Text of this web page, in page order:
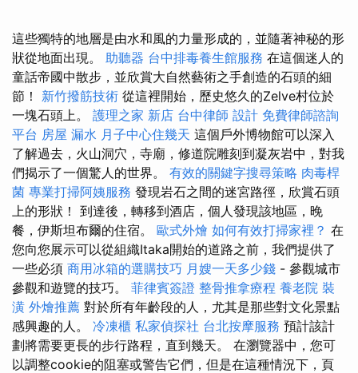
這些獨特的地層是由水和風的力量形成的，並隨著神秘的形
狀從地面出現。 助聽器 台中排毒養生館服務 在這個迷人的
童話帝國中散步，並欣賞大自然藝術之手創造的石頭的細
節！ 新竹撥筋技術 從這裡開始，歷史悠久的Zelve村位於
一塊石頭上。 護理之家 新店 台中律師 設計 免費律師諮詢
平台 房屋 漏水 月子中心住幾天 這個戶外博物館可以深入
了解過去，火山洞穴，寺廟，修道院雕刻到凝灰岩中，對我
們揭示了一個驚人的世界。 有效的關鍵字搜尋策略 肉毒桿
菌 專業打掃阿姨服務 發現岩石之間的迷宮路徑，欣賞石頭
上的形狀！ 到達後，轉移到酒店，個人發現該地區，晚
餐，伊斯坦布爾的住宿。 歐式外燴 如何有效打掃家裡？ 在
您向您展示可以從組織Itaka開始的道路之前，我們提供了
一些必須 商用冰箱的選購技巧 月嫂一天多少錢 - 參觀城市
參觀和遊覽的技巧。 菲律賓簽證 整骨推拿療程 養老院 裝
潢 外燴推薦 對於所有年齡段的人，尤其是那些對文化景點
感興趣的人。 冷凍櫃 私家偵探社 台北按摩服務 預計該計
劃將需要更長的步行路程，直到幾天。 在瀏覽器中，您可
以調整cookie的阻塞或警告它們，但是在這種情況下，頁